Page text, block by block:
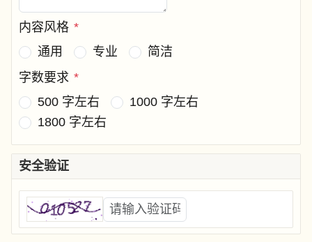
内容风格 *
通用
专业
简洁
字数要求 *
500 字左右
1000 字左右
1800 字左右
安全验证